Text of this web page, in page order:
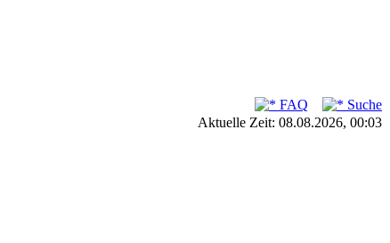
FAQ
Suche
Aktuelle Zeit: 08.08.2026, 00:03